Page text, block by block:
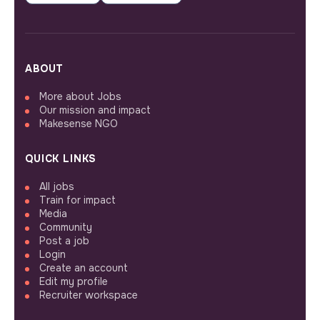
ABOUT
More about Jobs
Our mission and impact
Makesense NGO
QUICK LINKS
All jobs
Train for impact
Media
Community
Post a job
Login
Create an account
Edit my profile
Recruiter workspace